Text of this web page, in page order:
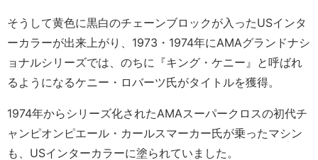
そうして黄色に黒白のチェーンブロックが入ったUSインタ
ーカラーが出来上がり、1973・1974年にAMAグランドナシ
ョナルシリーズでは、のちに『キング・ケニー』と呼ばれ
るようになるケニー・ロバーツ氏がタイトルを獲得。
1974年からシリーズ化されたAMAスーパークロスの初代チ
ャンピオンピエール・カールスマーカー氏が乗ったマシン
も、USインターカラーに塗られていました。